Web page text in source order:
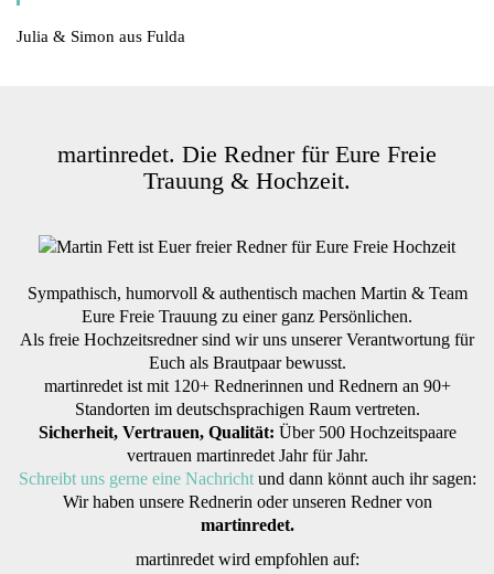
Julia & Simon aus Fulda
martinredet. Die Redner für Eure Freie
Trauung & Hochzeit.
Sympathisch, humorvoll & authentisch machen Martin & Team
Eure Freie Trauung zu einer ganz Persönlichen.
Als freie Hochzeitsredner sind wir uns unserer Verantwortung für
Euch als Brautpaar bewusst.
martinredet ist mit 120+ Rednerinnen und Rednern an 90+
Standorten im deutschsprachigen Raum vertreten.
Sicherheit, Vertrauen, Qualität: Über 500 Hochzeitspaare
vertrauen martinredet Jahr für Jahr.
Schreibt uns gerne eine Nachrichtund dann könnt auch ihr sagen:
Wir haben unsere Rednerin oder unseren Redner von
martinredet.
martinredet wird empfohlen auf: